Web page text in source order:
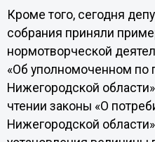
Кроме того, сегодня
собрания приняли
нормотворческой
«Об уполномоченном по
Нижегородской
чтении законы «О
Нижегородской